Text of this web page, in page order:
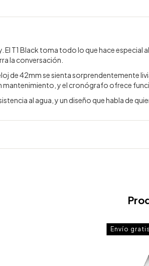
T1 Black toma todo lo que hace especial
la conversación.
de 42mm se sienta sorprendentemente
y el cronógrafo ofrece
al agua, y un diseño que habla de
Envío gratis